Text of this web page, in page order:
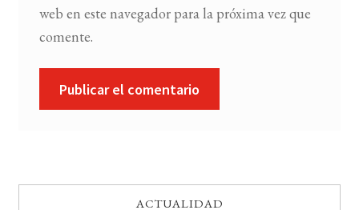
web en este navegador para la próxima vez que
comente.
ACTUALIDAD